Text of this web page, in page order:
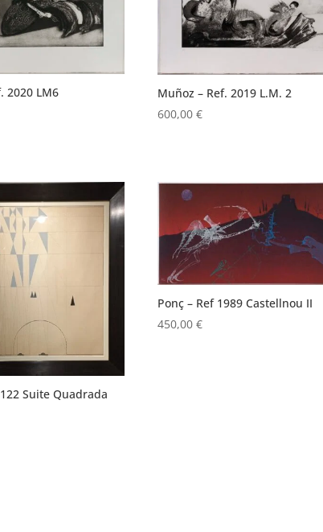
2020 LM6
Muñoz – Ref. 2019 L.M. 2
600,00€
Suite Quadrada
Ponç – Ref 1989 Castellnou II
450,00€